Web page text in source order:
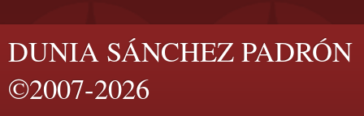
DUNIA SÁNCHEZ PADRÓN
©2007-2026